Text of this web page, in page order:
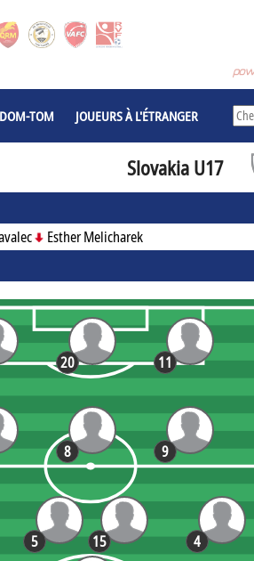
DOM-TOM JOUEURS À L'ÉTRANGER
Slovakia U17
Esther Melicharek
15
5 4
8 9
20 11